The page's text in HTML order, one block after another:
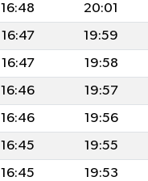
16:48 20:01
16:47 19:59
16:47 19:58
16:46 19:57
16:46 19:56
16:45 19:55
16:45 19:53